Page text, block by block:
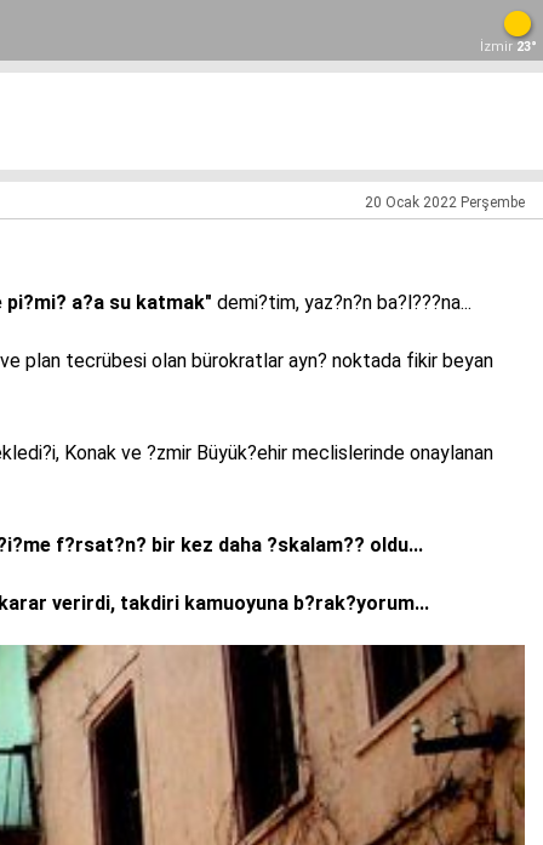
İzmir 23°
20 Ocak 2022 Perşembe
pi?mi? a?a su katmak" demi?tim, yaz?n?n ba?l???na...
plan tecrübesi olan bürokratlar ayn? noktada fikir beyan
Konak ve ?zmir Büyük?ehir meclislerinde onaylanan
f?rsat?n? bir kez daha ?skalam?? oldu...
verirdi, takdiri kamuoyuna b?rak?yorum...